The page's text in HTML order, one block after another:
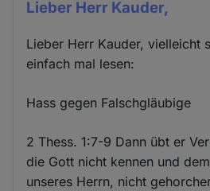
Lieber Herr Kauder,
Lieber Herr Kauder, vielleicht
einfach mal lesen:
Hass gegen Falschgläubige
2 Thess. 1:7-9 Dann übt er
die Gott nicht kennen und
unseres Herrn, nicht